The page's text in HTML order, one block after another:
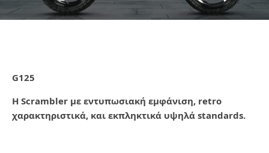
G125
Η Scrambler με εντυπωσιακή εμφάνιση, retro
χαρακτηριστικά, και εκπληκτικά υψηλά standards.